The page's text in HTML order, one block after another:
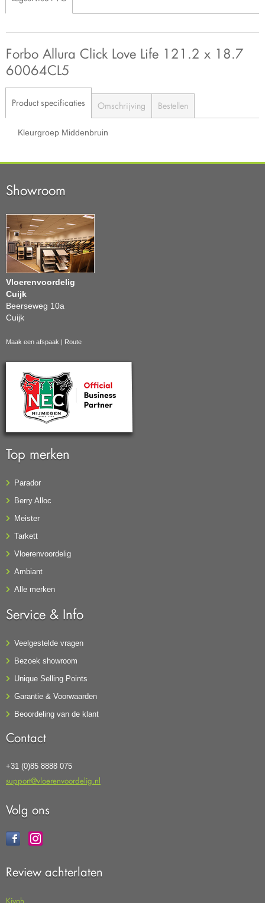
Forbo Allura Click Love Life 121.2 x 18.7
60064CL5
Product specificaties Omschrijving Bestellen
Kleurgroep Middenbruin
Showroom
Vloerenvoordelig
Cuijk
Beerseweg 10a
Cuijk
Maak een afspaak | Route
Top merken
Parador
Berry Alloc
Meister
Tarkett
Vloerenvoordelig
Ambiant
Alle merken
Service & Info
Veelgestelde vragen
Bezoek showroom
Unique Selling Points
Garantie & Voorwaarden
Beoordeling van de klant
Contact
+31 (0)85 8888 075
support@vloerenvoordelig.nl
Volg ons
Review achterlaten
Kiyoh